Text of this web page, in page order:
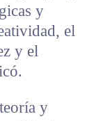
y
el
y el
y